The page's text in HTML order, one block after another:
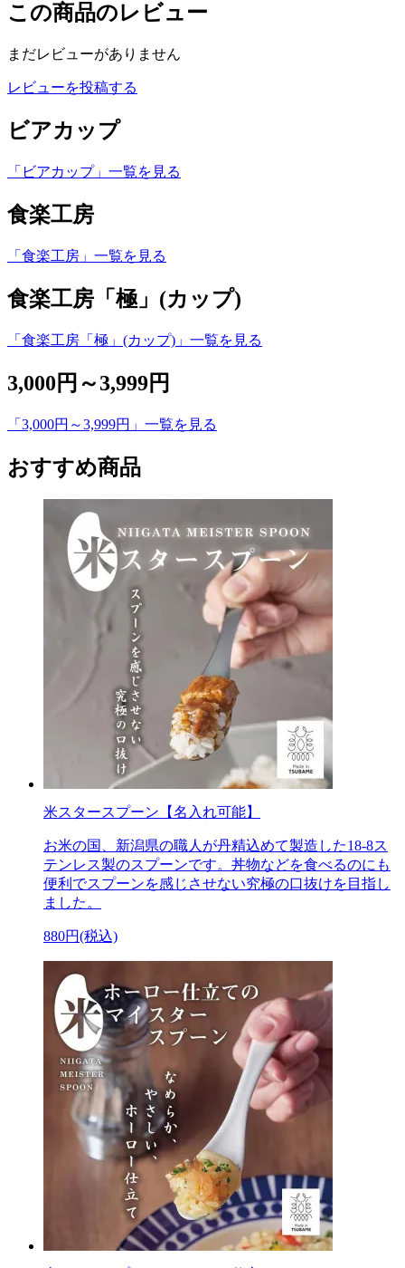
この商品のレビュー
まだレビューがありません
レビューを投稿する
ビアカップ
「ビアカップ」一覧を見る
食楽工房
「食楽工房」一覧を見る
食楽工房「極」(カップ)
「食楽工房「極」(カップ)」一覧を見る
3,000円～3,999円
「3,000円～3,999円」一覧を見る
おすすめ商品
米スタースプーン【名入れ可能】
お米の国、新潟県の職人が丹精込めて製造した18-8ス
テンレス製のスプーンです。丼物などを食べるのにも
便利でスプーンを感じさせない究極の口抜けを目指し
ました。
880円(税込)